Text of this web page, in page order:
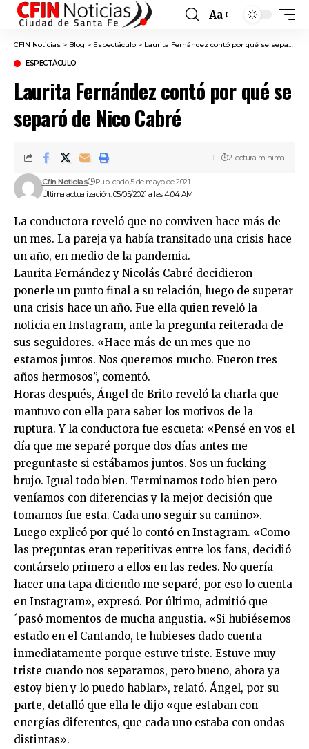
Font
Resizer
Aa
CFIN Noticias > Blog > Espectáculo > Laurita Fernández contó por qué se separó de Nico Cabré
ESPECTÁCULO
Laurita Fernández contó por qué se
separó de Nico Cabré
Última actualización: 05/05/2021 a las 4:04 AM
Cfin Noticias Publicado 5 de mayo de 2021
2 lectura mínima
La conductora reveló que no conviven hace más de
un mes. La pareja ya había transitado una crisis hace
un año, en medio de la pandemia.
Laurita Fernández y Nicolás Cabré decidieron
ponerle un punto final a su relación, luego de superar
una crisis hace un año. Fue ella quien reveló la
noticia en Instagram, ante la pregunta reiterada de
sus seguidores. «Hace más de un mes que no
estamos juntos. Nos queremos mucho. Fueron tres
años hermosos”, comentó.
Horas después, Ángel de Brito reveló la charla que
mantuvo con ella para saber los motivos de la
ruptura. Y la conductora fue escueta: «Pensé en vos el
día que me separé porque dos días antes me
preguntaste si estábamos juntos. Sos un fucking
brujo. Igual todo bien. Terminamos todo bien pero
veníamos con diferencias y la mejor decisión que
tomamos fue esta. Cada uno seguir su camino».
Luego explicó por qué lo contó en Instagram. «Como
las preguntas eran repetitivas entre los fans, decidió
contárselo primero a ellos en las redes. No quería
hacer una tapa diciendo me separé, por eso lo cuenta
en Instagram», expresó. Por último, admitió que
´pasó momentos de mucha angustia. «Si hubiésemos
estado en el Cantando, te hubieses dado cuenta
inmediatamente porque estuve triste. Estuve muy
triste cuando nos separamos, pero bueno, ahora ya
estoy bien y lo puedo hablar», relató. Ángel, por su
parte, detalló que ella le dijo «que estaban con
energías diferentes, que cada uno estaba con ondas
distintas».